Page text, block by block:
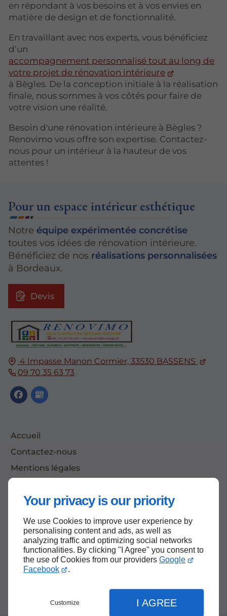
Your privacy is our priority
We use Cookies to improve user experience by
personalising content and ads, as well as
analyzing traffic and optimizing social networks
functionalities. By clicking "I Agree" you consent to
the use of Cookies from our providers Google
Facebook
.
Customize I AGREE
en répondant à vos besoins et à vos envies en
matière de design et de fonctionnalité.
En travaillant avec nos experts, vous bénéficiez
d’un
accompagnement personnalisé tout au long de
votre projet de rénovation intérieure
à Bègles. De la conception initiale à la réalisation
finale, nous sommes à vos côtés pour faire de
votre vision une réalité.
Besoin d'une rénovation intérieure à Bègles ?
Renovimo vous offre son expertise. Contactez-
nous pour un intérieur à la hauteur de vos
attentes !
4 Impasse Manon Cormier,33530 BASSENS
09 70 35 63 73
Accueil
Contactez-nous
Mentions légales
Pour un espace intérieur esthétique
Notre équipe expérimentée concrétise
toutes vos idées de rénovation intérieure.
Bénéficiez de nos réalisations personnalisées
à Bordeaux.
Devis
Haut de page